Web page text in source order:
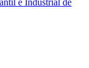
e Industrial de